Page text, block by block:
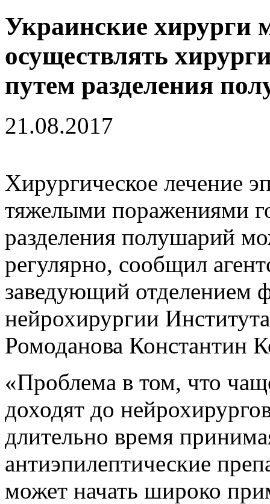
Украинские хирурги
осуществлять
путем разделения
21.08.2017
Хирургическое лечение
тяжелыми поражениями
разделения полушарий
регулярно, сообщил
заведующий отделением
нейрохирургии
Ромоданова Константин
«Проблема в том, что
доходят до
длительно время
антиэпилептические
может начать широко